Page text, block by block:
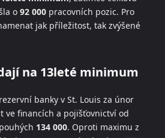
o 92 000 pracovních pozic. Pro
jak příležitost, tak zvýšené
na 13leté minimum
banky v St. Louis za únor
ve financích a pojišťovnictví od
134 000. Oproti maximu z